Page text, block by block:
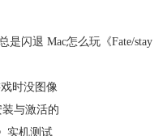
机
吗？
是闪退 Mac怎么玩《Fate/stay
戏时没图像
装与激活的
实机测试